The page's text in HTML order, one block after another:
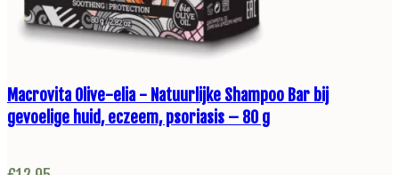
Macrovita Olive-elia - Natuurlijke Shampoo Bar bij
gevoelige huid, eczeem, psoriasis – 80 g